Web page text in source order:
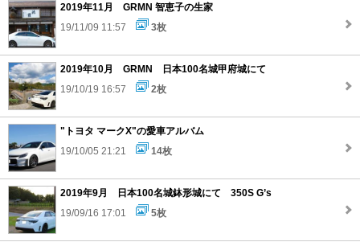
2019年11月 GRMN 智恵子の生家
19/11/09 11:57
3枚
2019年10月 GRMN 日本100名城甲府城にて
19/10/19 16:57
2枚
"トヨタ マークX"の愛車アルバム
19/10/05 21:21
14枚
2019年9月 日本100名城鉢形城にて 350S G’s
19/09/16 17:01
5枚